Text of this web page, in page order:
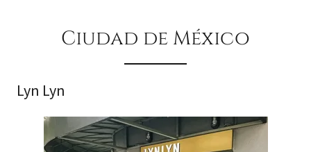
Ciudad de México
Lyn Lyn